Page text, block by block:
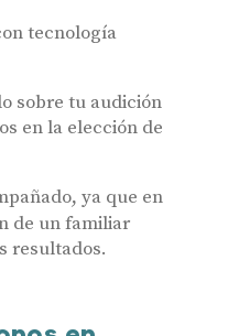
tecnología
sobre tu audición
en la elección de
ya que en
de un familiar
resultados.